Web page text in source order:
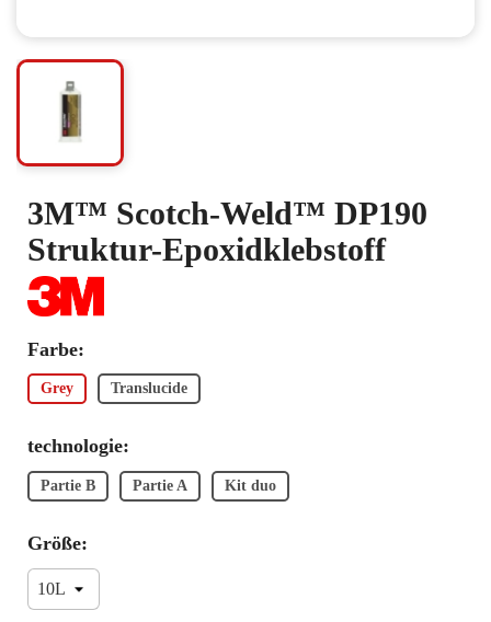
3M™ Scotch-Weld™ DP190
Struktur-Epoxidklebstoff
Farbe:
Grey Translucide
technologie:
Partie B Partie A Kit duo
Größe: